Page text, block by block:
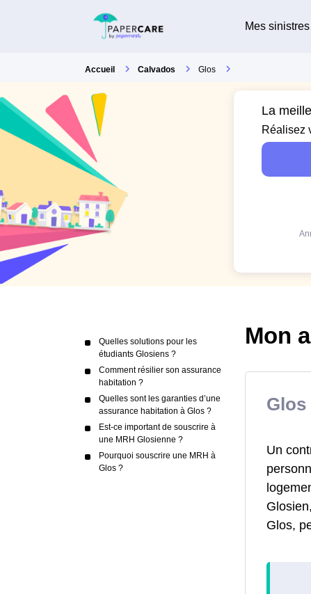
Mes sinistres
Accueil Calvados Glos
La
Réalisez
Quelles solutions pour les
étudiants Glosiens ?
Comment résilier son assurance
habitation ?
Quelles sont les garanties d’une
assurance habitation à Glos ?
Est-ce important de souscrire à
une MRH Glosienne ?
Pourquoi souscrire une MRH à
Glos ?
Mon
Un
Glos,